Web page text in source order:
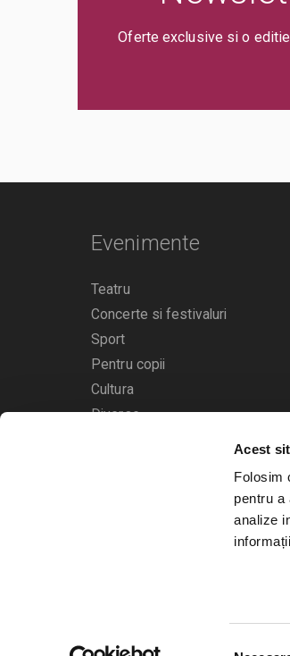
Acest
Folosim
pentru a
analize
Oferte exclusive si o
Evenimente
Teatru
Concerte si festivaluri
Sport
Pentru copii
Cultura
Diverse
Calendarul evenimentelor
Bilete.ro
A.N.P.C.
O.D.R.